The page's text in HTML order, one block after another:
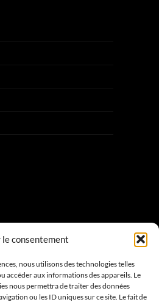
le consentement
nous utilisons des technologies telles
accéder aux informations des appareils. Le
nous permettra de traiter des données
ou les ID uniques sur ce site. Le fait de
de vente